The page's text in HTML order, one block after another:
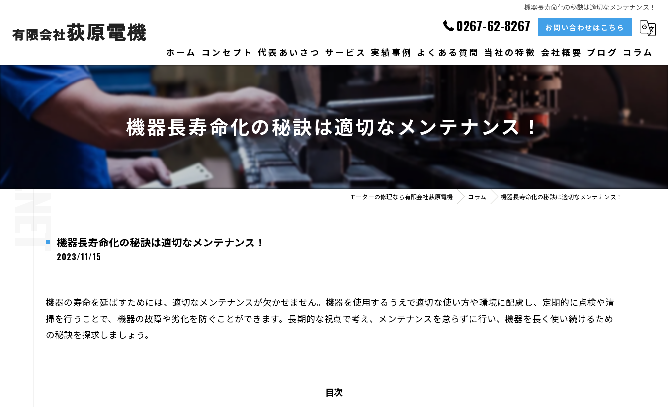
機器長寿命化の秘訣は適切なメンテナンス！
0267-62-8267 お問い合わせはこちら
ホーム コンセプト 代表あいさつ サービス 実績事例 よくある質問 当社の特徴
ベアリング
大型
メンテナンス
販売
会社概要 ブログ コラム
機器長寿命化の秘訣は適切なメンテナンス！
モーターの修理なら有限会社荻原電機 コラム 機器長寿命化の秘訣は適切なメンテナンス！
機器長寿命化の秘訣は適切なメンテナンス！
2023/11/15
機器の寿命を延ばすためには、適切なメンテナンスが欠かせません。機器を使用するうえで適切な使い方や環境に配慮し、定期的に点検や清
掃を行うことで、機器の故障や劣化を防ぐことができます。長期的な視点で考え、メンテナンスを怠らずに行い、機器を長く使い続けるため
の秘訣を探求しましょう。
目次